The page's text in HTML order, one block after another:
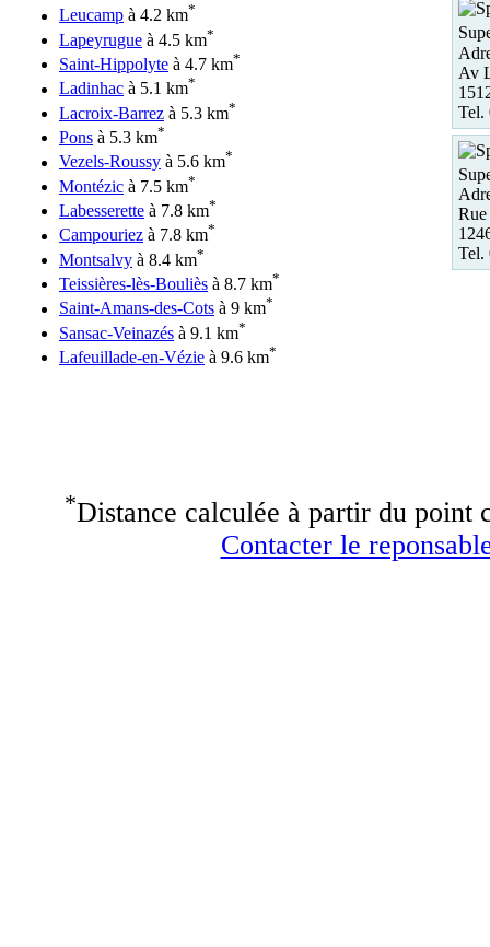
Leucamp à 4.2 km*
Lapeyrugue à 4.5 km*
Saint-Hippolyte à 4.7 km*
Ladinhac à 5.1 km*
Lacroix-Barrez à 5.3 km*
Pons à 5.3 km*
Vezels-Roussy à 5.6 km*
Montézic à 7.5 km*
Labesserette à 7.8 km*
Campouriez à 7.8 km*
Montsalvy à 8.4 km*
Teissières-lès-Bouliès à 8.7 km*
Saint-Amans-des-Cots à 9 km*
Sansac-Veinazés à 9.1 km*
Lafeuillade-en-Vézie à 9.6 km*
Av
Tel.
Tel.
*Distance calculée à partir du point
Contacter le